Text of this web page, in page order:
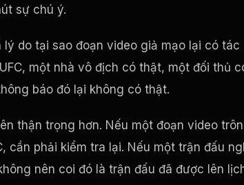
sự chú ý.
do tại sao đoạn video giả mạo lại có tác
một nhà vô địch có thật, một đối thủ
báo đó lại không có thật.
thận trọng hơn. Nếu một đoạn video
cần phải kiểm tra lại. Nếu một trận đấu
nên coi đó là trận đấu đã được lên